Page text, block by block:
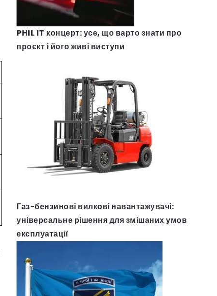
PHIL IT концерт: усе, що варто знати про
проєкт і його живі виступи
Газ-бензинові вилкові навантажувачі:
універсальне рішення для змішаних умов
експлуатації